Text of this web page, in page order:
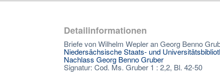
Detailinformationen
Briefe von Wilhelm Wepler an Georg Benno
Niedersächsische Staats- und
Nachlass Georg Benno Gruber
Signatur: Cod. Ms. Gruber 1 : 2,2, Bl. 42-50